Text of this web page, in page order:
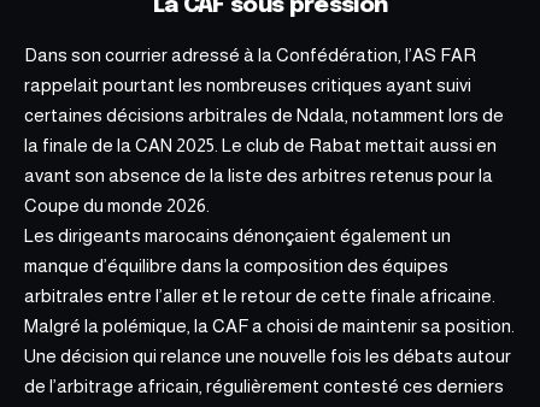
La CAF sous pression
Dans son courrier adressé à la Confédération, l’AS FAR
rappelait pourtant les nombreuses critiques ayant suivi
certaines décisions arbitrales de Ndala, notamment lors de
la finale de la CAN 2025. Le club de Rabat mettait aussi en
avant son absence de la liste des arbitres retenus pour la
Coupe du monde 2026.
Les dirigeants marocains dénonçaient également un
manque d’équilibre dans la composition des équipes
arbitrales entre l’aller et le retour de cette finale africaine.
Malgré la polémique, la CAF a choisi de maintenir sa position.
Une décision qui relance une nouvelle fois les débats autour
de l’arbitrage africain, régulièrement contesté ces derniers